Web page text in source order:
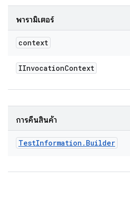
พารามิเตอร์
context
IInvocationContext
การคืนสินค้า
TestInformation . Builder